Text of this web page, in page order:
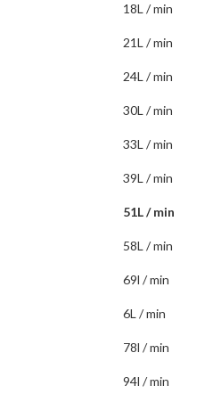
18L / min
21L / min
24L / min
30L / min
33L / min
39L / min
51L / min
58L / min
69l / min
6L / min
78l / min
94l / min